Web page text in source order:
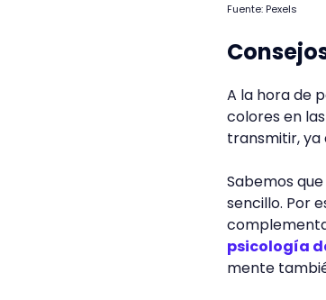
Fuente: Pexels
A la hora de
colores en
transmitir, ya
Sabemos
sencillo. Por
psicología
mente